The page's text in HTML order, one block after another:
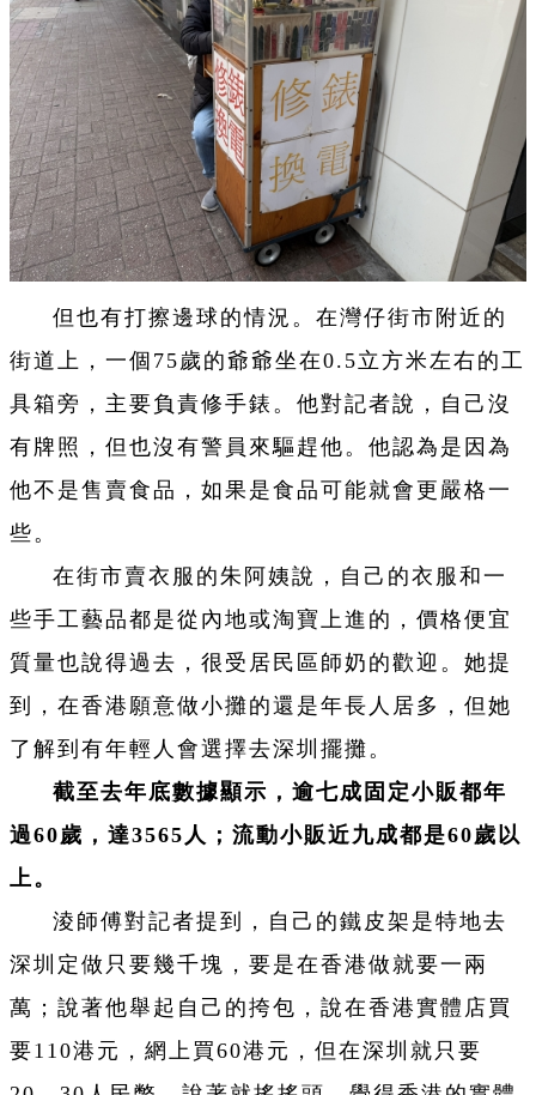
但也有打擦邊球的情況。在灣仔街市附近的
街道上，一個75歲的爺爺坐在0.5立方米左右的工
具箱旁，主要負責修手錶。他對記者說，自己沒
有牌照，但也沒有警員來驅趕他。他認為是因為
他不是售賣食品，如果是食品可能就會更嚴格一
些。
在街市賣衣服的朱阿姨說，自己的衣服和一
些手工藝品都是從內地或淘寶上進的，價格便宜
質量也說得過去，很受居民區師奶的歡迎。她提
到，在香港願意做小攤的還是年長人居多，但她
了解到有年輕人會選擇去深圳擺攤。
截至去年底數據顯示，逾七成固定小販都年
過60歲，達3565人；流動小販近九成都是60歲以
上。
淩師傅對記者提到，自己的鐵皮架是特地去
深圳定做只要幾千塊，要是在香港做就要一兩
萬；說著他舉起自己的挎包，說在香港實體店買
要110港元，網上買60港元，但在深圳就只要